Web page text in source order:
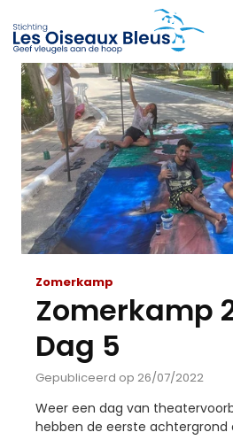
Zomerkamp
Zomerkamp
Dag 5
Gepubliceerd op 26/07/2022
Weer een dag van
hebben de eerste achtergrond